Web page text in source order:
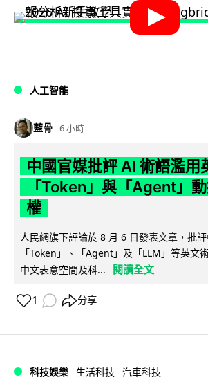
人工智能
藍骨 6 小時
中國官媒批評 AI 術語濫
「Token」與「Agent」
權
人民網旗下評論於 8 月 6 日發表文章，批
「Token」、「Agent」及「LLM」等英文
中文表意空間及科...
閱讀全文
1 分享
科技娛樂 生活科技 汽車科技